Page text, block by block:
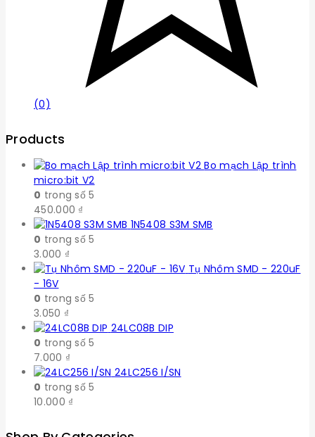
(0)
Products
Bo mạch Lập trình
micro:bit V2
0 trong số 5
450.000 ₫
1N5408 S3M SMB
0 trong số 5
3.000 ₫
Tụ Nhôm SMD - 220uF
- 16V
0 trong số 5
3.050 ₫
24LC08B DIP
0 trong số 5
7.000 ₫
24LC256 I/SN
0 trong số 5
10.000 ₫